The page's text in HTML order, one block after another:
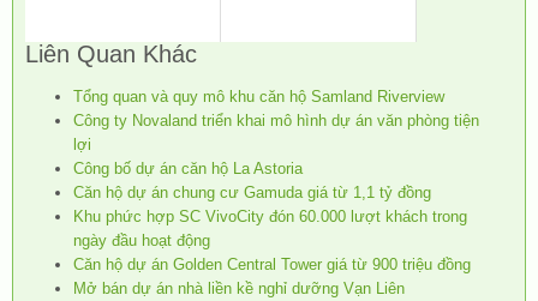
Liên Quan Khác
Tổng quan và quy mô khu căn hộ Samland Riverview
Công ty Novaland triển khai mô hình dự án văn phòng tiện
lợi
Công bố dự án căn hộ La Astoria
Căn hộ dự án chung cư Gamuda giá từ 1,1 tỷ đồng
Khu phức hợp SC VivoCity đón 60.000 lượt khách trong
ngày đầu hoạt động
Căn hộ dự án Golden Central Tower giá từ 900 triệu đồng
Mở bán dự án nhà liền kề nghỉ dưỡng Vạn Liên